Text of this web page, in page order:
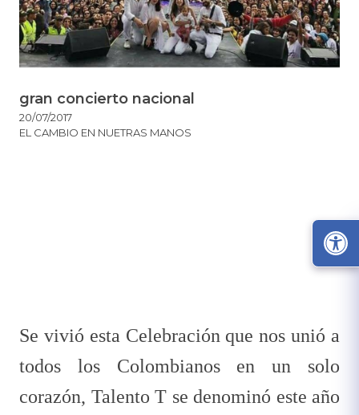
gran concierto nacional
20/07/2017
EL CAMBIO EN NUETRAS MANOS
Se vivió esta Celebración que nos unió a
todos los Colombianos en un solo
corazón, Talento T se denominó este año